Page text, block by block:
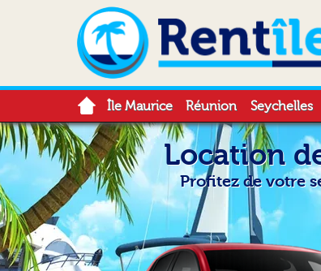
Île Maurice Réunion Seychelles
Location
Profitez de votre